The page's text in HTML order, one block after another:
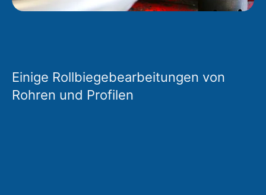
Einige Rollbiegebearbeitungen von
Rohren und Profilen